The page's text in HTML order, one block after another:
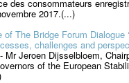
des consommateurs
2017.(...)
of The Bridge Forum Dialogue
challenges and
Mr Jeroen Dijsselbloem,
of the European